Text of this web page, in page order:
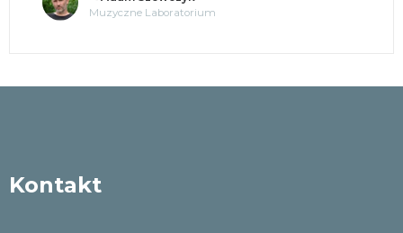
Muzyczne Laboratorium
Kontakt